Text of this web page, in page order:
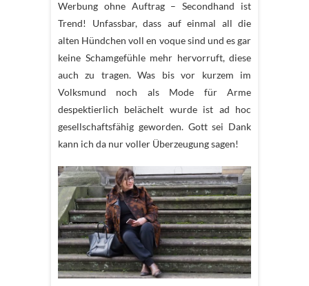
Werbung ohne Auftrag – Secondhand ist
Trend! Unfassbar, dass auf einmal all die
alten Hündchen voll en voque sind und es gar
keine Schamgefühle mehr hervorruft, diese
auch zu tragen. Was bis vor kurzem im
Volksmund noch als Mode für Arme
despektierlich belächelt wurde ist ad hoc
gesellschaftsfähig geworden. Gott sei Dank
kann ich da nur voller Überzeugung sagen!